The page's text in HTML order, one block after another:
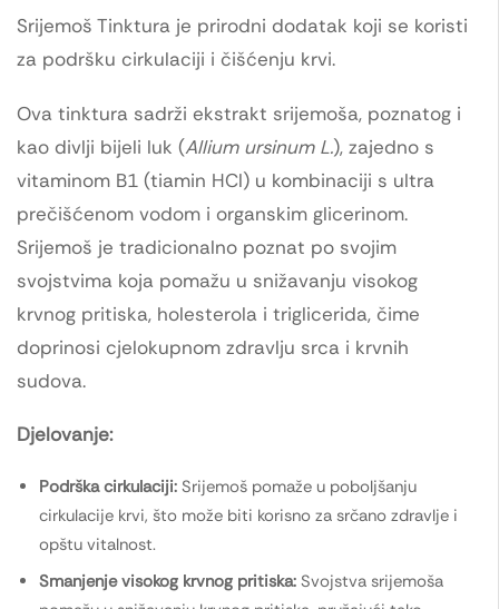
Srijemoš Tinktura je prirodni dodatak koji se koristi
za podršku cirkulaciji i čišćenju krvi.
Ova tinktura sadrži ekstrakt srijemoša, poznatog i
kao divlji bijeli luk (Allium ursinum L.), zajedno s
vitaminom B1 (tiamin HCl) u kombinaciji s ultra
prečišćenom vodom i organskim glicerinom.
Srijemoš je tradicionalno poznat po svojim
svojstvima koja pomažu u snižavanju visokog
krvnog pritiska, holesterola i triglicerida, čime
doprinosi cjelokupnom zdravlju srca i krvnih
sudova.
Djelovanje:
Podrška cirkulaciji: Srijemoš pomaže u poboljšanju
cirkulacije krvi, što može biti korisno za srčano zdravlje i
opštu vitalnost.
Smanjenje visokog krvnog pritiska: Svojstva srijemoša